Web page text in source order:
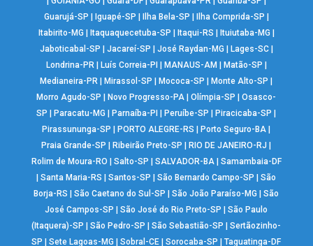
Guarujá-SP
Iguapé-SP Ilha Bela-SP Ilha Comprida-SP
Itabirito-MG
Itaquaquecetuba-SP Itaqui-RS Ituiutaba-MG
Jaboticabal-SP
Jacareí-SP José Raydan-MG Lages-SC|
Londrina-PR| Luís Correia-PI MANAUS-AM Matão-SP
Medianeira-PR
Mirassol-SP Mococa-SP Monte Alto-SP
Morro Agudo-SP
Novo Progresso-PA |Olímpia-SP |Osasco-
SP
Paracatu-MG Parnaíba-PI Peruíbe-SP Piracicaba-SP
Pirassununga-SP
PORTO ALEGRE-RS Porto Seguro-BA
Praia Grande-SP
Ribeirão Preto-SP RIO DE JANEIRO-RJ
Rolim de Moura-RO
Salto-SP SALVADOR-BA| Samambaia-DF
|Santa Maria-RS |Santos-SP |São Bernardo Campo-SP |São
Borja-RS
|São Caetano do Sul-SP |São João Paraíso-MG |São
José Campos-SP
|São José do Rio Preto-SP |São Paulo
(Itaquera)-SP
|São Pedro-SP |São Sebastião-SP |Sertãozinho-
SP
|Sete Lagoas-MG |Sobral-CE |Sorocaba-SP |Taguatinga-DF